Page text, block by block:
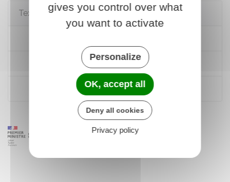
Textes de référence
Code du travail : articles R3143-1 à R3143-3
Code du travail : article L3141-16
gives you control over what
you want to activate
Personalize
OK, accept all
Deny all cookies
Privacy policy